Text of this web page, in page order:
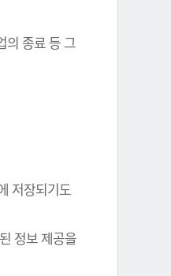
의 종료 등 그
저장되기도
정보 제공을